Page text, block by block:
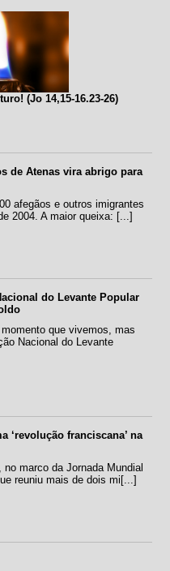
(Jo 14,15-16.23-26)
de Atenas vira abrigo para
afegãos e outros imigrantes
2004. A maior queixa: [...]
do Levante Popular
que vivemos, mas
Nacional do Levante
‘revolução franciscana’ na
marco da Jornada Mundial
reuniu mais de dois mi[...]